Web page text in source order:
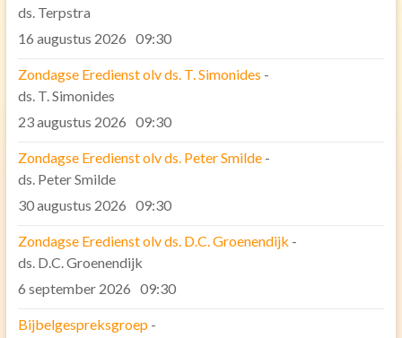
Gedragscode Pelikaankerk
Ledenadministratie
Contact
Verhuur kerk en zalen
ANBI
PGBA ‘Rondom de Pelikaankerk’ Diaconie
ds. Terpstra
16 augustus 2026 09:30
Zondagse Eredienst olv ds. T. Simonides -
ds. T. Simonides
23 augustus 2026 09:30
Zondagse Eredienst olv ds. Peter Smilde-
ds. Peter Smilde
30 augustus 2026 09:30
Zondagse Eredienst olv ds. D.C. Groenendijk -
ds. D.C. Groenendijk
6 september 2026 09:30
Bijbelgespreksgroep-